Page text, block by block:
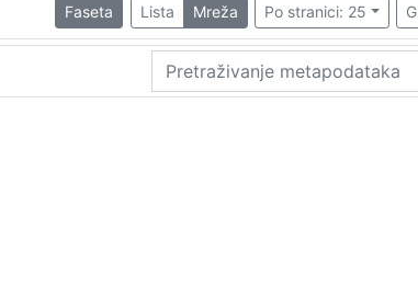
Faseta Lista Mreža Po stranici: 25